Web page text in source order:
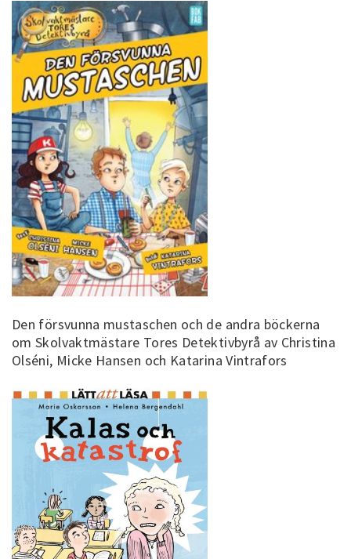
Den försvunna mustaschen och de andra böckerna
om Skolvaktmästare Tores Detektivbyrå av Christina
Olséni, Micke Hansen och Katarina Vintrafors